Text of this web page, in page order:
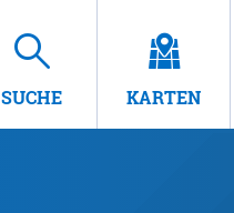
SUCHE KARTEN